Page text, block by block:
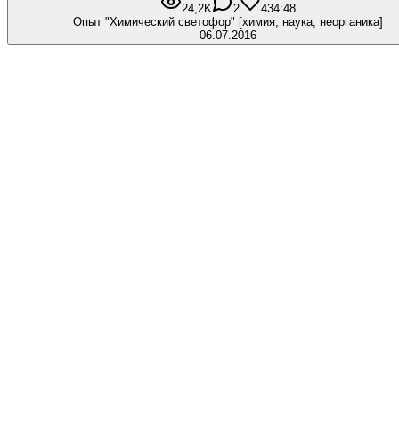
24,2K 2 434:48
Опыт "Химический светофор" [химия, наука, неорганика]
06.07.2016